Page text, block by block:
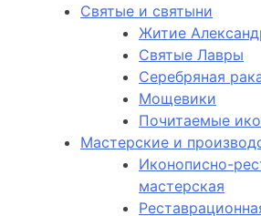
Святые и святыни
Житие
Святые Лавры
Серебряная
Мощевики
Почитаемые
Мастерские и
Иконописно-
мастерская